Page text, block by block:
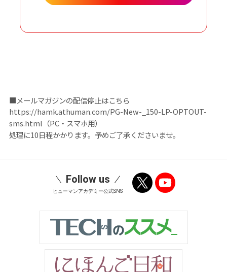
■メールマガジンの配信停止はこちら
https://hamk.athuman.com/PG-New-_150-LP-OPTOUT-
sms.html（PC・スマホ用）
処理に10日程かかります。予めご了承くださいませ。
Follow us
ヒューマンアカデミー公式SNS